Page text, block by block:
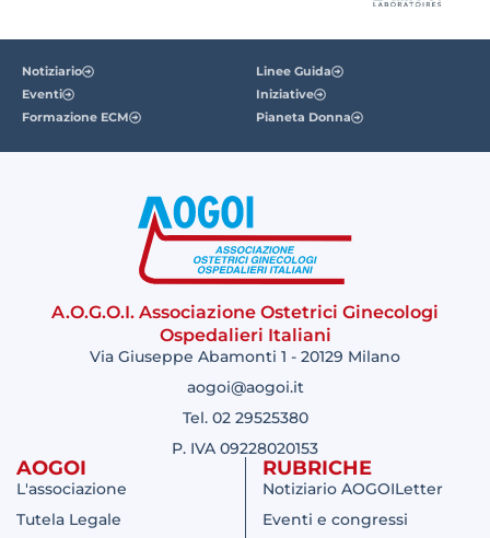
Notiziario
Eventi
Formazione ECM
Linee Guida
Iniziative
Pianeta Donna
A.O.G.O.I. Associazione Ostetrici Ginecologi
Ospedalieri Italiani
Via Giuseppe Abamonti 1 - 20129 Milano
aogoi@aogoi.it
Tel. 02 29525380
P. IVA 09228020153
AOGOI
L'associazione
Tutela Legale
RUBRICHE
Notiziario AOGOILetter
Eventi e congressi